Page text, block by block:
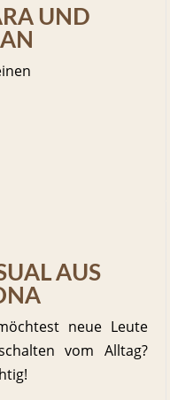
UND
AUS
neue Leute
vom Alltag?